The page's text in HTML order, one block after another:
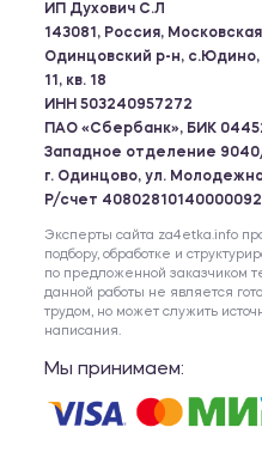
ИП Духович С.Л
143081, Россия,
Одинцовский р-н, с.Юдино,
11, кв. 18
ИНН 503240957272
ПАО «Сбербанк», БИК
Западное отделение
г. Одинцово, ул.
Р/счет
Эксперты сайта za4etka.info
подбору, обработке и
по предложенной заказчиком
данной работы не является
трудом, но может служить
написания.
Мы принимаем: